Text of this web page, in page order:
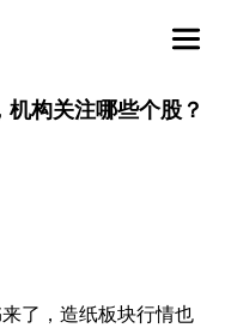
构关注哪些个股？
了，造纸板块行情也